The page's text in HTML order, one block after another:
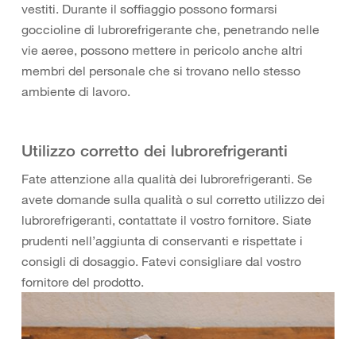
vestiti. Durante il soffiaggio possono formarsi
goccioline di lubrorefrigerante che, penetrando nelle
vie aeree, possono mettere in pericolo anche altri
membri del personale che si trovano nello stesso
ambiente di lavoro.
Utilizzo corretto dei lubrorefrigeranti
Fate attenzione alla qualità dei lubrorefrigeranti. Se
avete domande sulla qualità o sul corretto utilizzo dei
lubrorefrigeranti, contattate il vostro fornitore. Siate
prudenti nell’aggiunta di conservanti e rispettate i
consigli di dosaggio. Fatevi consigliare dal vostro
fornitore del prodotto.